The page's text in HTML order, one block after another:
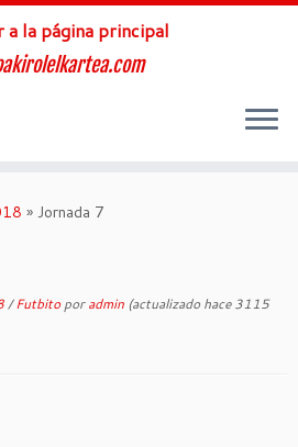
» Jornada 7
/Futbitoporadmin (actualizado hace 3115